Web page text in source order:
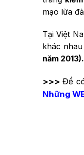
mạo lừa
Tại Việt
khác
năm 2013).
>>> Để
Những